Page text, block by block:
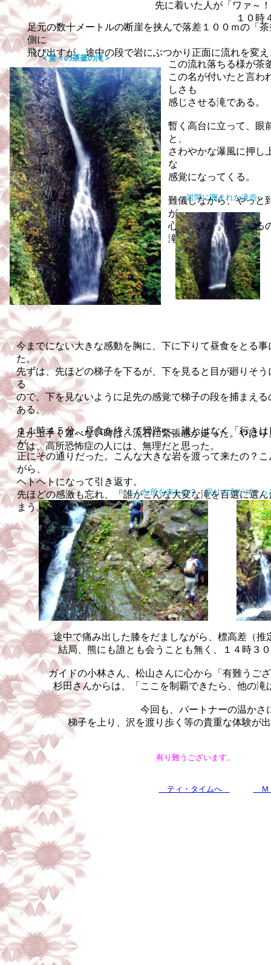
＜堂々の茶釜の滝＞
有り難うござい
ティ・タイムへ Ｍ
先に着いた人が「ワァ～
１０時
足元の数十メートルの断崖を挟んで落差１００ｍの「
側に
飛び出すが、途中の段で岩にぶつかり正面に流れを変
この流れ落ちる様が茶
この名が付いたと言わ
しさも
感じさせる滝である。
暫く高台に立って、眼
と、
さわやかな瀑風に押し
な
感覚になってくる。
難儀しながら、やっと
が、
心地よい気分にさせる
滝」だ。
＜岩間に囲まれた滝壺＞
今までにない大きな感動を胸に、下に下りて昼食をとる事
た。
先ずは、先ほどの梯子を下るが、下を見ると目が廻りそう
る
ので、下を見ないように足先の感覚で梯子の段を捕まえる
ある。
足が上手く運べない時は、流石に緊張感が走った。やはり
こは、高所恐怖症の人には、無理だと思った。
１１時４５分、昼食を終えて帰路へ。誰とはなく「行き
が、
正にその通りだった。こんな大きな岩を渡って来たの？
がら、
ヘトヘトになって引き返す。
先ほどの感激も忘れ、「誰がこんな大変な滝を百選に選
まう。
＜こんな所を来たの？ 戻りの方がズーっ
途中で痛み出した膝をだましながら、標高差（
結局、熊にも誰とも会うことも無く、１４時３
ガイドの小林さん、松山さんに心から「有難うご
杉田さんからは、「ここを制覇できたら、他の滝
今回も、パートナーの温かさ
梯子を上り、沢を渡り歩く等の貴重な体験が